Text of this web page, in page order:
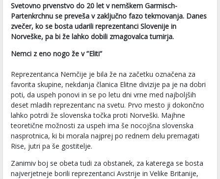
Svetovno prvenstvo do 20 let v nemškem Garmisch-
Partenkrchnu se preveša v zaključno fazo tekmovanja. Danes
zvečer, ko se bosta udarili reprezentanci Slovenije in
Norveške, pa bi že lahko dobili zmagovalca turnirja.
Nemci z eno nogo že v ”Eliti”
Reprezentanca Nemčije je bila že na začetku označena za
favorita skupine, nekdanja članica Elitne divizije pa je na dobri
poti, da uspeh ponovi in se po letu dni vrne med najboljših
deset mladih reprezentanc na svetu. Prvo mesto ji dokončno
lahko potrdi že slovenska točka proti Norveški. Majhne
teoretične možnosti za uspeh ima še nocojšna slovenska
nasprotnica, ki bi morala najprej po rednem delu premagati
Rise, jutri pa še gostitelje.
Zanimiv boj se obeta tudi za obstanek, za katerega se bosta
najverjetneje borili reprezentanci Avstrije in Velike Britanije,